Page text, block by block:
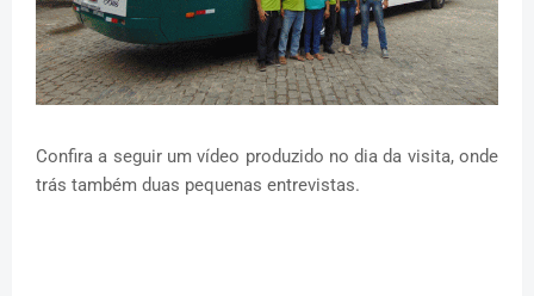
Confira a seguir um vídeo produzido no dia da visita, onde
trás também duas pequenas entrevistas.